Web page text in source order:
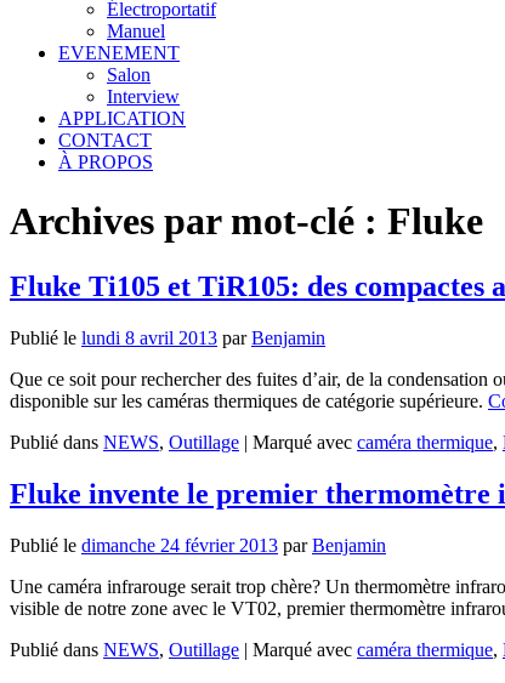
Électroportatif
Manuel
EVENEMENT
Salon
Interview
APPLICATION
CONTACT
À PROPOS
Archives par mot-clé : Fluke
Fluke Ti105 et TiR105: des compactes
Publié le lundi 8 avril 2013 par Benjamin
Que ce soit pour rechercher des fuites d’air, de la
disponible sur les caméras thermiques de catégorie supérieure.
Publié dans NEWS, Outillage | Marqué avec caméra thermique,
Fluke invente le premier thermomètre
Publié le dimanche 24 février 2013 par Benjamin
Une caméra infrarouge serait trop chère? Un thermomètre
visible de notre zone avec le VT02, premier thermomètre
Publié dans NEWS, Outillage | Marqué avec caméra thermique,